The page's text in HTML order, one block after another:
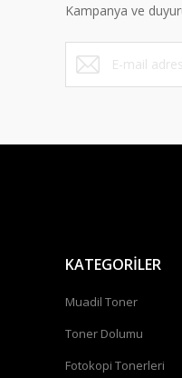
Kampanya ve
KATEGORİLER
Muadil Toner
Toner Dolumu
Fotokopi Tonerleri